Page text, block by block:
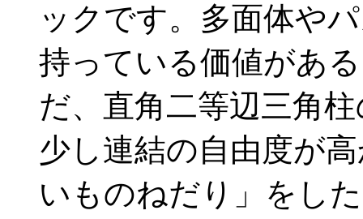
ックです。多面体や
持っている価値があ
だ、直角二等辺三角
少し連結の自由度が
いものねだり」をし